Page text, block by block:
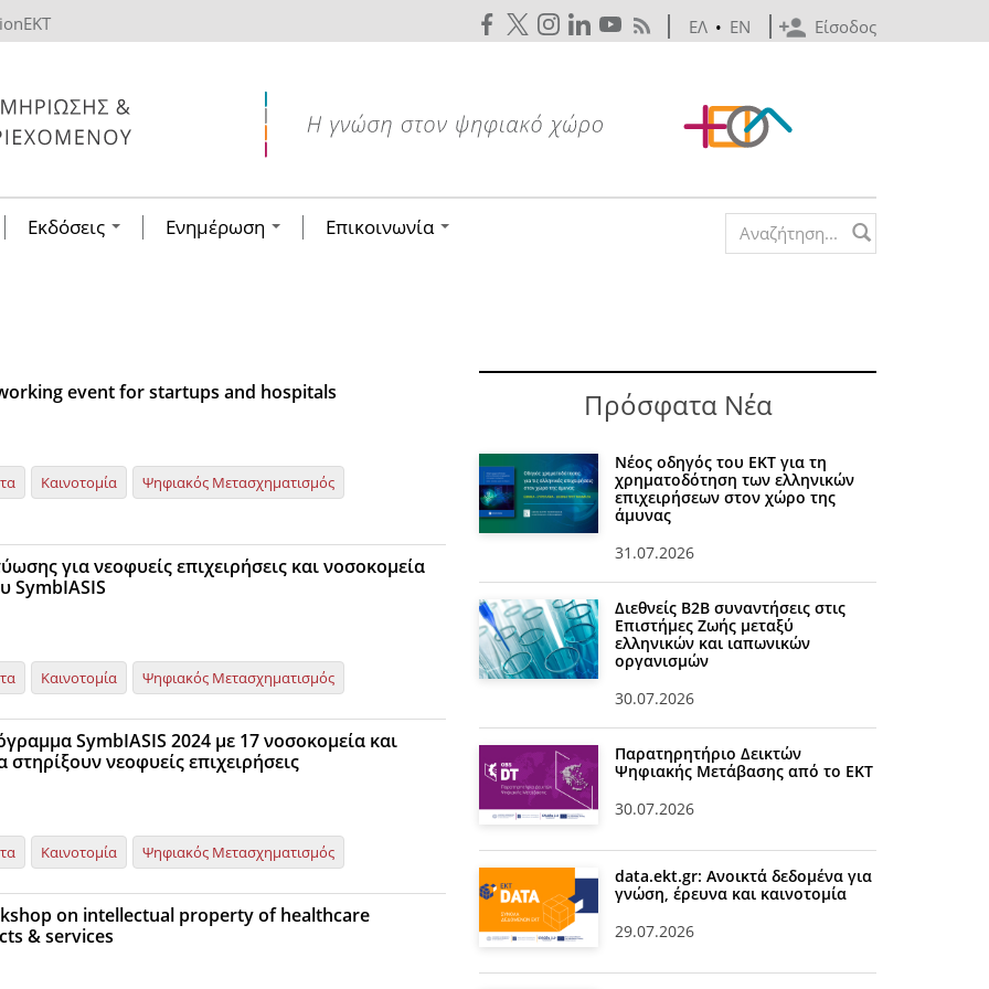
Είσοδος
ΕΛ • EN
Εκδόσεις Ενημέρωση Επικοινωνία Search form
event for startups and hospitals
Καινοτομία Ψηφιακός Μετασχηματισμός
για νεοφυείς επιχειρήσεις και νοσοκομεία
SymbIASIS
Καινοτομία Ψηφιακός Μετασχηματισμός
SymbIASIS 2024 με 17 νοσοκομεία και
στηρίξουν νεοφυείς επιχειρήσεις
Καινοτομία Ψηφιακός Μετασχηματισμός
on intellectual property of healthcare
& services
Πρόσφατα Νέα
Νέος οδηγός του ΕΚΤ για τη
χρηματοδότηση των ελληνικών
επιχειρήσεων στον χώρο της
άμυνας
31.07.2026
Διεθνείς Β2Β συναντήσεις στις
Επιστήμες Ζωής μεταξύ
ελληνικών και ιαπωνικών
οργανισμών
30.07.2026
Παρατηρητήριο Δεικτών
Ψηφιακής Μετάβασης από το ΕΚΤ
30.07.2026
data.ekt.gr: Ανοικτά δεδομένα για
γνώση, έρευνα και καινοτομία
29.07.2026